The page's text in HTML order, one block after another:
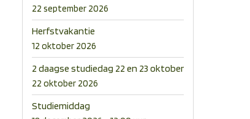
22 september 2026
Herfstvakantie
12 oktober 2026
2 daagse studiedag 22 en 23 oktober
22 oktober 2026
Studiemiddag